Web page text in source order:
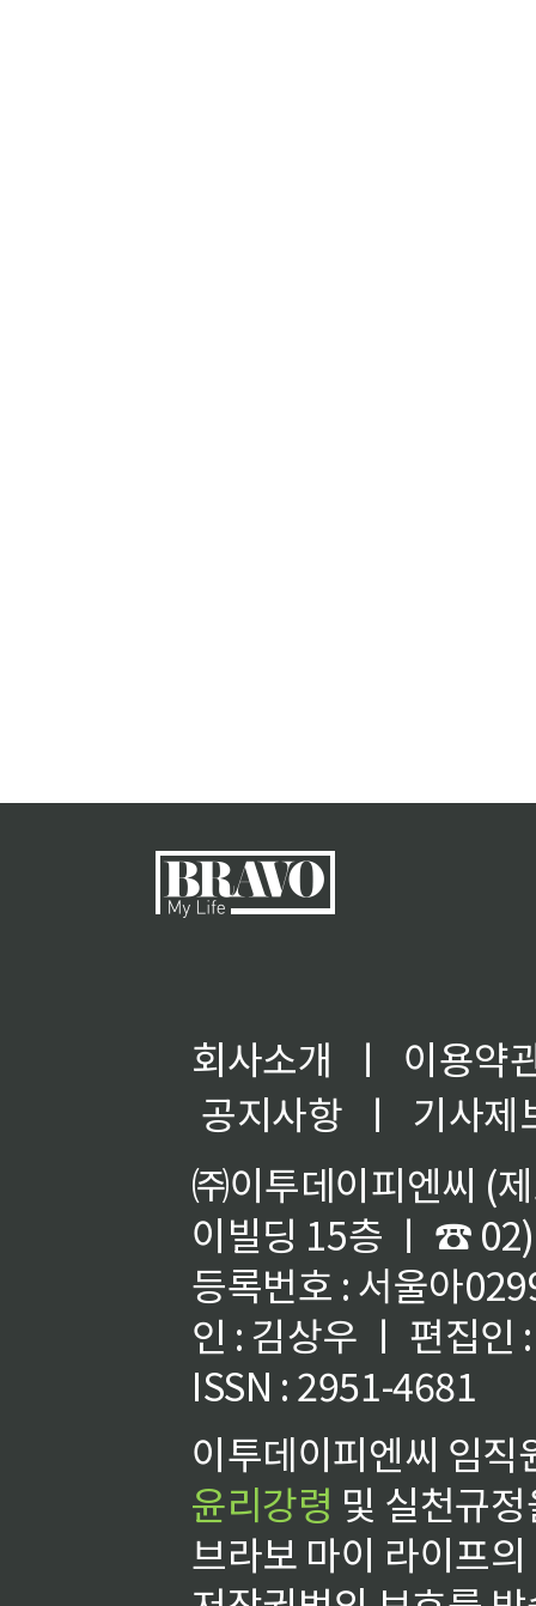
회사소개 ㅣ
이용약
공지사항
ㅣ
기사제
㈜이투데이피엔씨 (
이빌딩 15층 ㅣ ☎
등록번호 : 서울아
인 : 김상우 ㅣ 편집인
ISSN : 2951-4681
이투데이피엔씨 임
윤리강령 및 실천규
브라보 마이 라이프